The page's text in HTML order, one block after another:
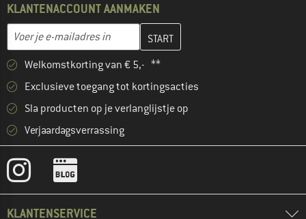
KLANTENACCOUNT AANMAKEN
E-mailadres
Vul je e-mailadres hier in en maak in de volgende stap je
Welkomstkorting van € 5,- **
Exclusieve toegang tot kortingsacties
Sla producten op je verlanglijstje op
Verjaardagsverrassing
KLANTENSERVICE